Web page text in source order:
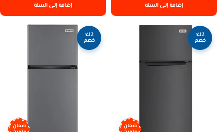
إضافة إلى السلة إضافة إلى السلة
٪12
خصم
ضمان
٪12
خصم
ضمان